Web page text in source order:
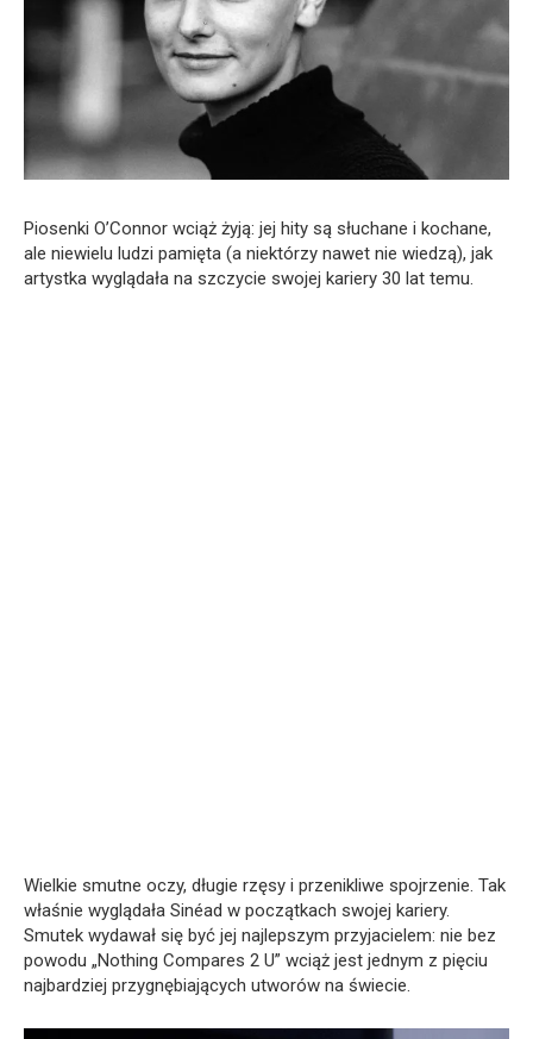
Piosenki O’Connor wciąż żyją: jej hity są słuchane i kochane,
ale niewielu ludzi pamięta (a niektórzy nawet nie wiedzą), jak
artystka wyglądała na szczycie swojej kariery 30 lat temu.
Wielkie smutne oczy, długie rzęsy i przenikliwe spojrzenie. Tak
właśnie wyglądała Sinéad w początkach swojej kariery.
Smutek wydawał się być jej najlepszym przyjacielem: nie bez
powodu „Nothing Compares 2 U” wciąż jest jednym z pięciu
najbardziej przygnębiających utworów na świecie.